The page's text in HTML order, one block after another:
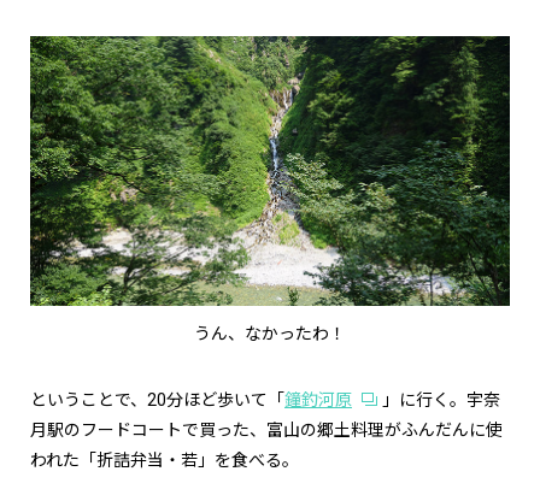
うん、なかったわ！
ということで、20分ほど歩いて「 鐘釣河原
」に行く。宇奈
月駅のフードコートで買った、富山の郷土料理がふんだんに使
われた「折詰弁当・若」を食べる。